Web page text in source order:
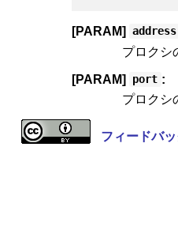
[PARAM] address
プロクシ
[PARAM] port :
プロクシ
フィードバ